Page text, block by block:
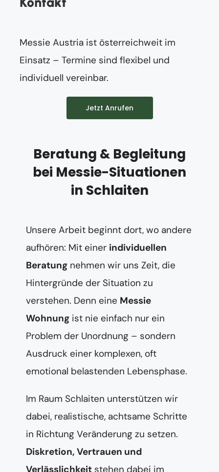
Messie Austria ist österreichweit im
Einsatz – Termine sind flexibel und
individuell vereinbar.
Jetzt Anrufen
Beratung & Begleitung
bei Messie-Situationen
in Schlaiten
Unsere Arbeit beginnt dort, wo andere
aufhören: Mit einer individuellen
Beratung nehmen wir uns Zeit, die
Hintergründe der Situation zu
verstehen. Denn eine Messie
Wohnung ist nie einfach nur ein
Problem der Unordnung – sondern
Ausdruck einer komplexen, oft
emotional belastenden Lebensphase.
Im Raum Schlaiten unterstützen wir
dabei, realistische, achtsame Schritte
in Richtung Veränderung zu setzen.
Diskretion, Vertrauen und
Verlässlichkeit stehen dabei im